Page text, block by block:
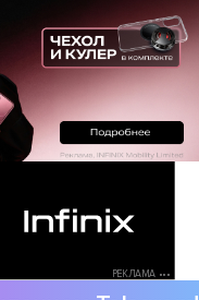
РЕКЛАМА •••